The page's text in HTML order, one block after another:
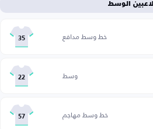
لاعبين الوسط
خط وسط مدافع 35
وسط 22
خط وسط مهاجم 57